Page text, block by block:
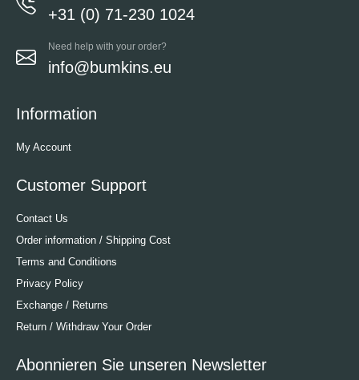
+31 (0) 71-230 1024
Need help with your order?
info@bumkins.eu
Information
My Account
Customer Support
Contact Us
Order information / Shipping Cost
Terms and Conditions
Privacy Policy
Exchange / Returns
Return / Withdraw Your Order
Abonnieren Sie unseren Newsletter